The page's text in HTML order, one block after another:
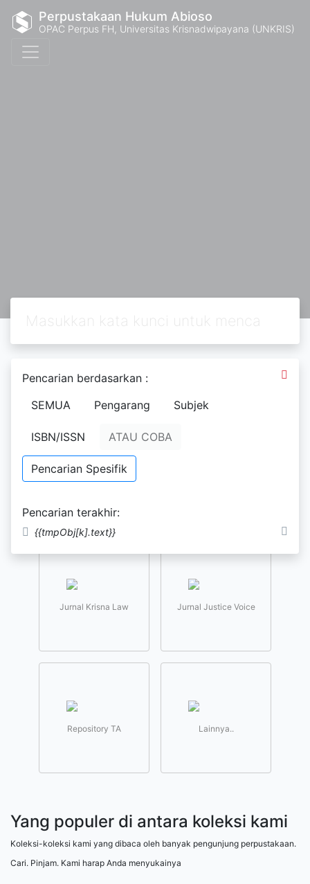
Perpustakaan Hukum Abioso
OPAC Perpus FH, Universitas Krisnadwipayana (UNKRIS)
Pencarian berdasarkan :
SEMUA
Pengarang Subjek
ISBN/ISSN ATAU COBA
Pencarian Spesifik
Pencarian terakhir:
{{tmpObj[k].text}}
E-Resources yang menarik bagi Anda
Jurnal Binamulia Hukum
Jurnal Krisna Law Jurnal Justice Voice
Repository TA Lainnya..
Yang populer di antara koleksi kami
Koleksi-koleksi kami yang dibaca oleh banyak pengunjung perpustakaan.
Cari. Pinjam. Kami harap Anda menyukainya